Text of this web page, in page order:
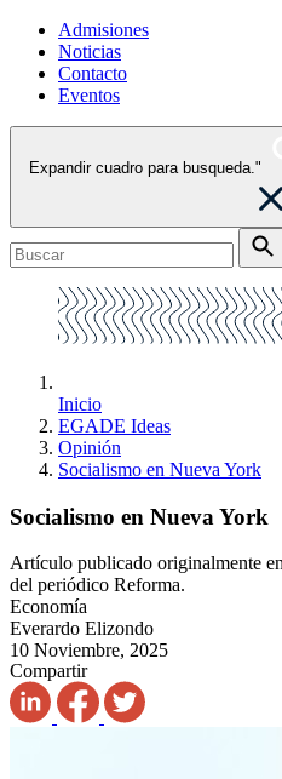
Admisiones
Noticias
Contacto
Eventos
Expandir cuadro para busqueda."
Inicio
EGADE Ideas
Opinión
Socialismo en Nueva York
Socialismo en Nueva York
Artículo publicado originalmente
del periódico Reforma.
Economía
Everardo Elizondo
10 Noviembre, 2025
Compartir